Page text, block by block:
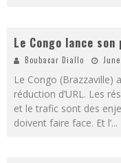
Le Congo lance
Boubacar Diallo
Le Congo (Brazzaville)
réduction d’URL. Les
et le trafic sont des
doivent faire face. Et l’...